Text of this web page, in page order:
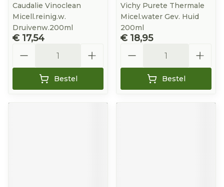
Caudalie Vinoclean
Micell.reinig.w.
Druivenw.200ml
€ 17,54
Bestel
Vichy Purete Thermale
Micel.water Gev. Huid
200ml
€ 18,95
Bestel